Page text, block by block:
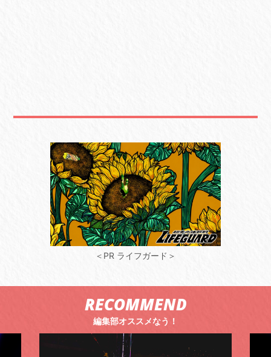
＜PR ライフガード＞
RECOMMEND
編集部オススメなう！